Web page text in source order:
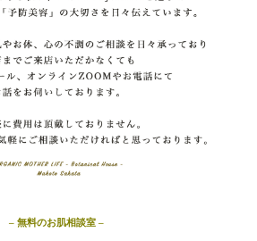
– 無料のお肌相談室 –